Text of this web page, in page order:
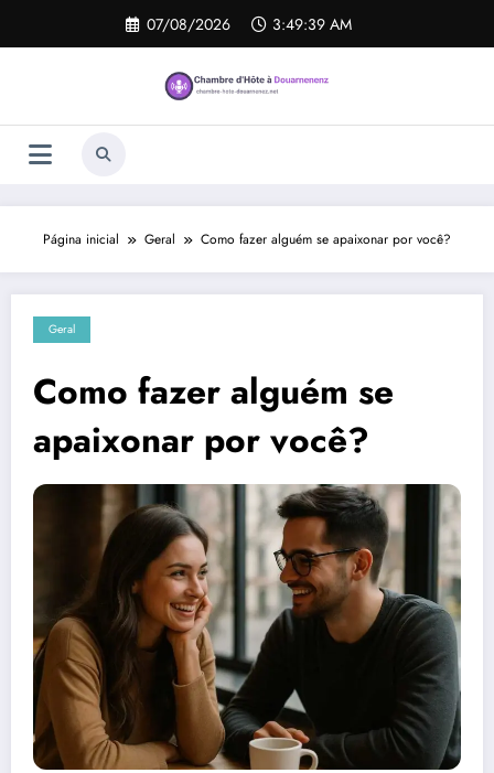
o
07/08/2026 3:49:39 AM
Página inicial Geral Como fazer alguém se apaixonar por você?
Geral
Como fazer alguém se
apaixonar por você?